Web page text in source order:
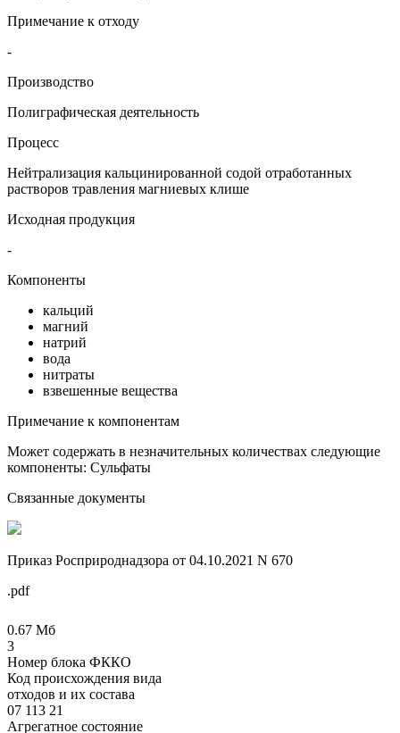
Примечание к отходу
-
Производство
Полиграфическая деятельность
Процесс
Нейтрализация кальцинированной содой отработанных
растворов травления магниевых клише
Исходная продукция
-
Компоненты
кальций
магний
натрий
вода
нитраты
взвешенные вещества
Примечание к компонентам
Может содержать в незначительных количествах следующие
компоненты: Сульфаты
Связанные документы
Приказ Росприроднадзора от 04.10.2021 N 670
.pdf
0.67 Мб
3
Номер блока ФККО
Код происхождения вида
отходов и их состава
07 113 21
Агрегатное состояние